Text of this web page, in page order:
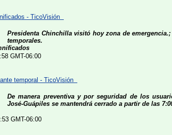
- TicoVisión
Presidenta Chinchilla visitó hoy zona de
temporales.
GMT-06:00
temporal - TicoVisión
De manera preventiva y por seguridad de los
José-Guápiles se mantendrá cerrado a partir de las
GMT-06:00